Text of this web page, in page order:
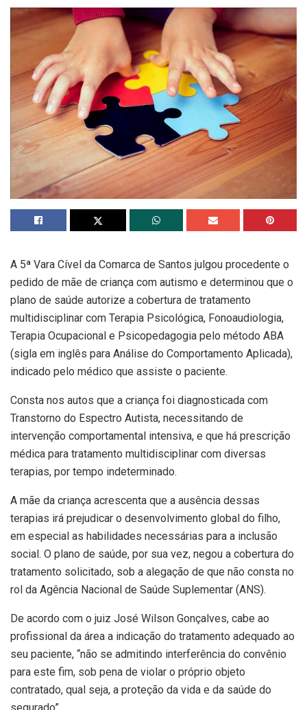
A 5ª Vara Cível da Comarca de Santos julgou procedente o
pedido de mãe de criança com autismo e determinou que o
plano de saúde autorize a cobertura de tratamento
multidisciplinar com Terapia Psicológica, Fonoaudiologia,
Terapia Ocupacional e Psicopedagogia pelo método ABA
(sigla em inglês para Análise do Comportamento Aplicada),
indicado pelo médico que assiste o paciente.
Consta nos autos que a criança foi diagnosticada com
Transtorno do Espectro Autista, necessitando de
intervenção comportamental intensiva, e que há prescrição
médica para tratamento multidisciplinar com diversas
terapias, por tempo indeterminado.
A mãe da criança acrescenta que a ausência dessas
terapias irá prejudicar o desenvolvimento global do filho,
em especial as habilidades necessárias para a inclusão
social. O plano de saúde, por sua vez, negou a cobertura do
tratamento solicitado, sob a alegação de que não consta no
rol da Agência Nacional de Saúde Suplementar (ANS).
De acordo com o juiz José Wilson Gonçalves, cabe ao
profissional da área a indicação do tratamento adequado ao
seu paciente, “não se admitindo interferência do convênio
para este fim, sob pena de violar o próprio objeto
contratado, qual seja, a proteção da vida e da saúde do
segurado”.